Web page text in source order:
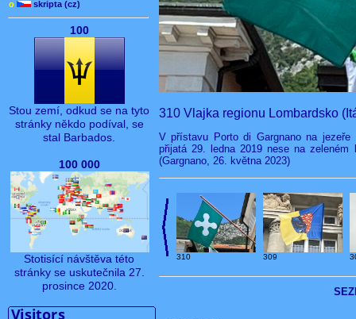
o skripta (cz)
100
Stou zemí, odkud se na tyto
stránky někdo podíval, se
stal Barbados.
100 000
Stotisící návštěva této
stránky se uskutečnila 27.
prosince 2020.
310 Vlajka regionu Lombardsko
V přístavu Porto di Gargnano na
přijatá 29. ledna 2019 nese na
(Gargnano, 26. května 2023)
310 309